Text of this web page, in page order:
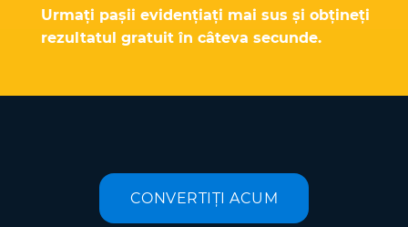
Urmați pașii evidențiați mai sus și obțineți
rezultatul gratuit în câteva secunde.
CONVERTIȚI ACUM